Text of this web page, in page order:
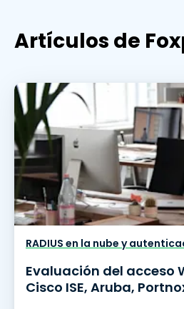
Artículos de
RADIUS en la nube y
Evaluación del acceso
Cisco ISE, Aruba,